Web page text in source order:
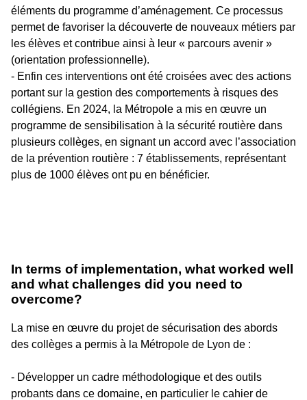
éléments du programme d’aménagement. Ce processus
permet de favoriser la découverte de nouveaux métiers par
les élèves et contribue ainsi à leur « parcours avenir »
(orientation professionnelle).
- Enfin ces interventions ont été croisées avec des actions
portant sur la gestion des comportements à risques des
collégiens. En 2024, la Métropole a mis en œuvre un
programme de sensibilisation à la sécurité routière dans
plusieurs collèges, en signant un accord avec l’association
de la prévention routière : 7 établissements, représentant
plus de 1000 élèves ont pu en bénéficier.
In terms of implementation, what worked well
and what challenges did you need to
overcome?
La mise en œuvre du projet de sécurisation des abords
des collèges a permis à la Métropole de Lyon de :
- Développer un cadre méthodologique et des outils
probants dans ce domaine, en particulier le cahier de